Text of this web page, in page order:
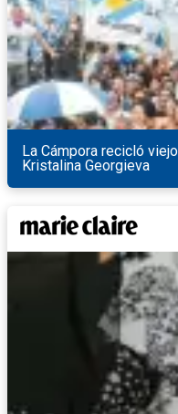
La Cámpora recicló
Kristalina Georgieva